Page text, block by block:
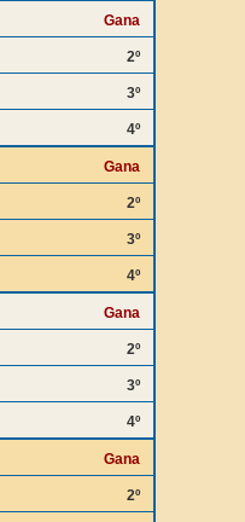
Gana
2º
3º
4º
Gana
2º
3º
4º
Gana
2º
3º
4º
Gana
2º